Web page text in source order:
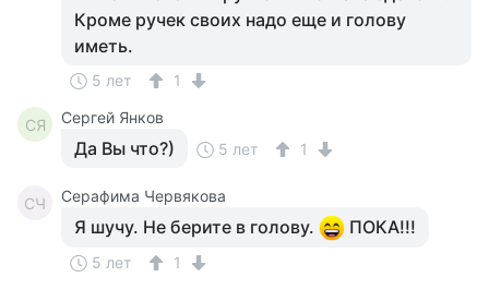
Кроме ручек своих надо еще и голову
иметь.
5 лет 1
СЯ Сергей Янков
Да Вы что?) 5 лет 1
СЧ Серафима Червякова
Я шучу. Не берите в голову. ПОКА!!!
5 лет 1